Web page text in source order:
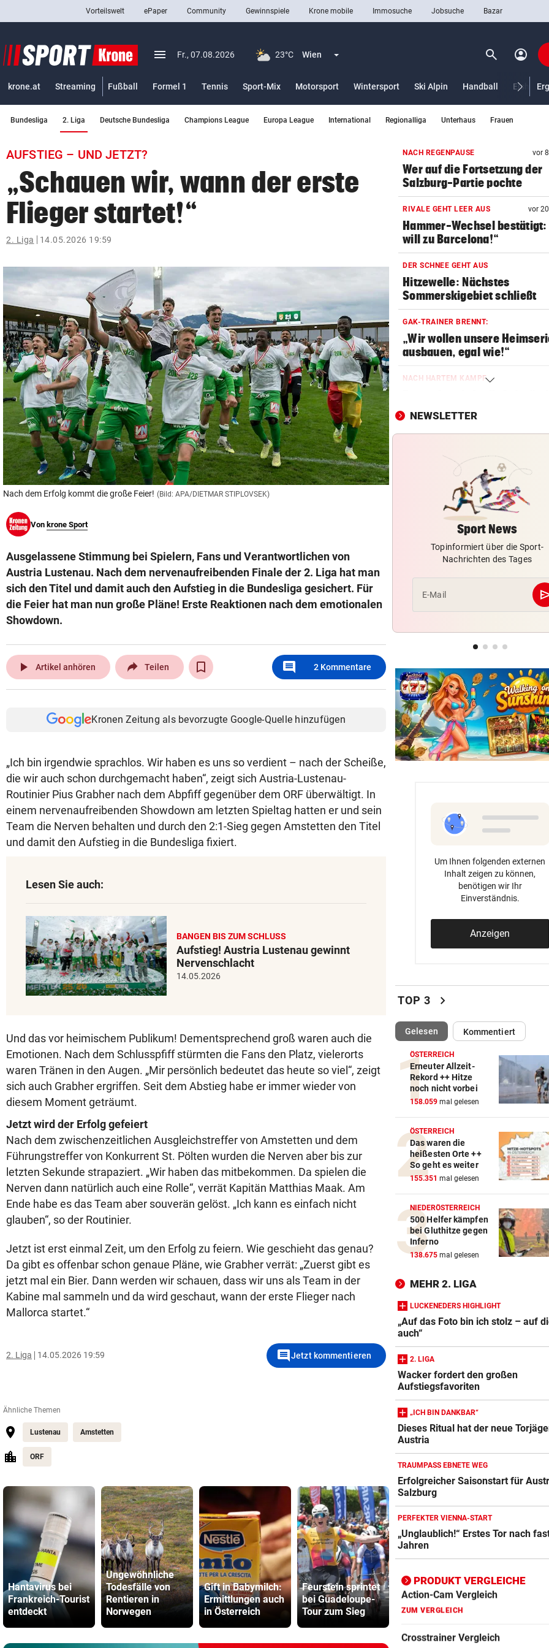
closeSchließen
Abonnieren
bookmark
search
Suchbegriff
eingeben
© Krone Multimedia GmbH & Co KG 2026
Muthgasse 2, 1190 Wien
Vorteilswelt ePaper Community Gewinnspiele Krone mobile Immosuche Jobsuche Bazar
menu Menü aufklappen
Fr., 07.08.2026 23°C Wien Menü aufklappen search Suchen
account_circle
krone.at Streaming Fußball Formel 1 Tennis Sport-Mix Motorsport Wintersport Ski Alpin Handball
Bundesliga 2. Liga Deutsche Bundesliga Champions League Europa League International Regionalliga Unterhaus Frauen
AUFSTIEG – UND JETZT?
„Schauen wir, wann der erste
Flieger startet!“
2. Liga 14.05.2026 19:59
Nach dem Erfolg kommt die große Feier! (Bild: APA/DIETMAR STIPLOVSEK)
Von krone Sport
Ausgelassene Stimmung bei Spielern, Fans und Verantwortlichen von
Austria Lustenau. Nach dem nervenaufreibenden Finale der 2. Liga hat man
sich den Titel und damit auch den Aufstieg in die Bundesliga gesichert. Für
die Feier hat man nun große Pläne! Erste Reaktionen nach dem emotionalen
Showdown.
play_arrow Artikel anhören Teilen comment 2 Kommentare
Kronen Zeitung als bevorzugte Google-Quelle hinzufügen
„Ich bin irgendwie sprachlos. Wir haben es uns so verdient – nach der Scheiße,
die wir auch schon durchgemacht haben“, zeigt sich Austria-Lustenau-
Routinier Pius Grabher nach dem Abpfiff gegenüber dem ORF überwältigt. In
einem nervenaufreibenden Showdown am letzten Spieltag hatten er und sein
Team die Nerven behalten und durch den 2:1-Sieg gegen Amstetten den Titel
und damit den Aufstieg in die Bundesliga fixiert.
Lesen Sie auch:
BANGEN BIS ZUM SCHLUSS
Aufstieg! Austria Lustenau gewinnt
Nervenschlacht
14.05.2026
Und das vor heimischem Publikum! Dementsprechend groß waren auch die
Emotionen. Nach dem Schlusspfiff stürmten die Fans den Platz, vielerorts
waren Tränen in den Augen. „Mir persönlich bedeutet das heute so viel“, zeigt
sich auch Grabher ergriffen. Seit dem Abstieg habe er immer wieder von
diesem Moment geträumt.
Jetzt wird der Erfolg gefeiert
Nach dem zwischenzeitlichen Ausgleichstreffer von Amstetten und dem
Führungstreffer von Konkurrent St. Pölten wurden die Nerven aber bis zur
letzten Sekunde strapaziert. „Wir haben das mitbekommen. Da spielen die
Nerven dann natürlich auch eine Rolle“, verrät Kapitän Matthias Maak. Am
Ende habe es das Team aber souverän gelöst. „Ich kann es einfach nicht
glauben“, so der Routinier.
Jetzt ist erst einmal Zeit, um den Erfolg zu feiern. Wie geschieht das genau?
Da gibt es offenbar schon genaue Pläne, wie Grabher verrät: „Zuerst gibt es
jetzt mal ein Bier. Dann werden wir schauen, dass wir uns als Team in der
Kabine mal sammeln und da wird geschaut, wann der erste Flieger nach
Mallorca startet.“
2. Liga 14.05.2026 19:59 commentJetzt kommentieren
Ähnliche Themen
Lustenau Amstetten
ORF
Hantavirus bei
Frankreich-Tourist
entdeckt
Ungewöhnliche
Todesfälle von
Rentieren in
Norwegen
Gift in Babymilch:
Ermittlungen auch
in Österreich
Feurstein sprintet
bei Guadeloupe-
Tour zum Sieg
Starkoch Lafer
kann’s nicht
lassen
Kanzler
mit Sager
NACH REGENPAUSE vor
Wer auf die Fortsetzung der
Salzburg-Partie pochte
RIVALE GEHT LEER AUS vor
Hammer-Wechsel bestätigt:
will zu Barcelona!“
DER SCHNEE GEHT AUS
Hitzewelle: Nächstes
Sommerskigebiet schließt
GAK-TRAINER BRENNT:
„Wir wollen unsere
ausbauen, egal wie!“
NACH HARTEM KAMPF
Viertelfinale
VEREHRUNG STATT KRITIK
FIFA-Boss Infantino
AB NACH ITALIEN!
Leihe perfekt: Borussia
vermeldet Abgang
LANGER EUROPACUPABEND
Salzburg: Lob von Brasilien-
und große Sorgen
Störfeuer aus
Klassek ist der Jannik
Tennis-Unterhaus
NEWSLETTER
Sport News
Topinformiert über die Sport-
Nachrichten des Tages
E-Mail
Um Ihnen folgenden externen
Inhalt zeigen zu können,
benötigen wir Ihr
Einverständnis.
Anzeigen
TOP 3 chevron_right
Gelesen(ausgewählt)Kommentiert
ÖSTERREICH
Erneuter Allzeit-
Rekord ++ Hitze
noch nicht vorbei
158.059 mal gelesen
ÖSTERREICH
Das waren die
heißesten Orte ++
So geht es weiter
155.351 mal gelesen
NIEDERÖSTERREICH
500 Helfer kämpfen
bei Gluthitze gegen
Inferno
138.675 mal gelesen
MEHR 2. LIGA
LUCKENEDERS HIGHLIGHT
„Auf das Foto bin ich stolz – auf
auch“
2. LIGA
Wacker fordert den großen
Aufstiegsfavoriten
„ICH BIN DANKBAR“
Dieses Ritual hat der neue
Austria
TRAUMPASS EBNETE WEG
Erfolgreicher Saisonstart für
Salzburg
PERFEKTER VIENNA-START
„Unglaublich!“ Erstes Tor nach
Jahren
PRODUKT VERGLEICHE
Action-Cam Vergleich
Crosstrainer Vergleich
E-Bike Vergleich
ZUM VERGLEICH
Elektro-Scooter Vergleich
ZUM VERGLEICH
Ergometer Vergleich
ZUM VERGLEICH
Fahrradanhänger Vergleich